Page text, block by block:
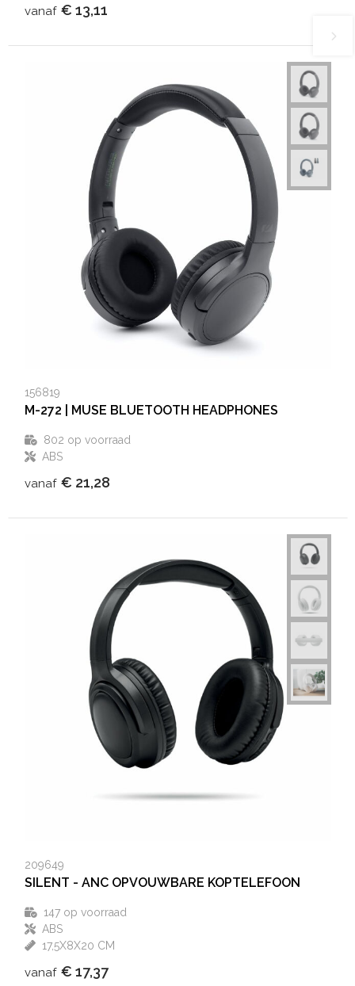
vanaf € 13,11
156819
M-272 | MUSE BLUETOOTH HEADPHONES
802 op voorraad
ABS
vanaf € 21,28
209649
SILENT - ANC OPVOUWBARE KOPTELEFOON
147op voorraad
ABS
17,5X8X20 CM
vanaf € 17,37